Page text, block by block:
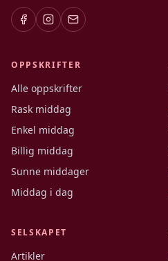
OPPSKRIFTER
Alle oppskrifter
Rask middag
Enkel middag
Billig middag
Sunne middager
Middag i dag
SELSKAPET
Artikler